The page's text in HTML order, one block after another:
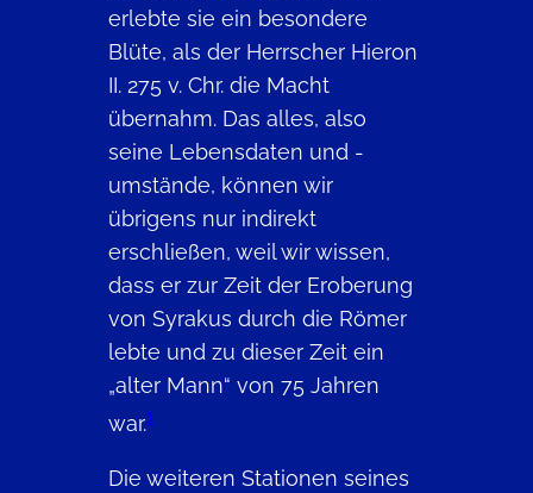
erlebte sie ein besondere
Blüte, als der Herrscher Hieron
II. 275 v. Chr. die Macht
übernahm. Das alles, also
seine Lebensdaten und -
umstände, können wir
übrigens nur indirekt
erschließen, weil wir wissen,
dass er zur Zeit der Eroberung
von Syrakus durch die Römer
lebte und zu dieser Zeit ein
„alter Mann“ von 75 Jahren
war.1
Die weiteren Stationen seines